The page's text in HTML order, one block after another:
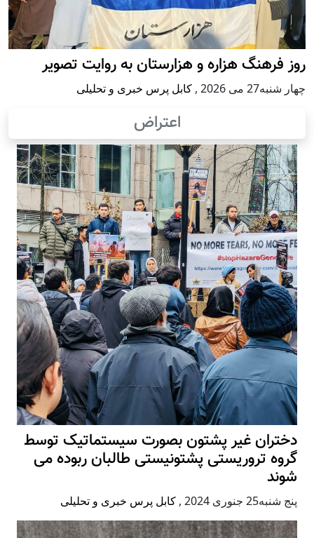
روز فرهنگ هزاره و هزارستان به روایت تصویر
چهار شنبه27 می 2026 , کابل پرس خبری و تحلیلی
اعتراض
دختران غیر پشتون بصورت سیستماتیک توسط
گروه تروریستی پشتونیستی طالبان ربوده می
شوند
پنج شنبه25 جنوری 2024 , کابل پرس خبری و تحلیلی